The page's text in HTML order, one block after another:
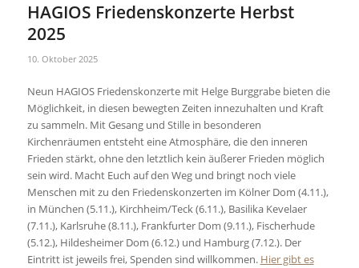
HAGIOS Friedenskonzerte Herbst
2025
10. Oktober 2025
Neun HAGIOS Friedenskonzerte mit Helge Burggrabe bieten die
Möglichkeit, in diesen bewegten Zeiten innezuhalten und Kraft
zu sammeln. Mit Gesang und Stille in besonderen
Kirchenräumen entsteht eine Atmosphäre, die den inneren
Frieden stärkt, ohne den letztlich kein äußerer Frieden möglich
sein wird. Macht Euch auf den Weg und bringt noch viele
Menschen mit zu den Friedenskonzerten im Kölner Dom (4.11.),
in München (5.11.), Kirchheim/Teck (6.11.), Basilika Kevelaer
(7.11.), Karlsruhe (8.11.), Frankfurter Dom (9.11.), Fischerhude
(5.12.), Hildesheimer Dom (6.12.) und Hamburg (7.12.). Der
Eintritt ist jeweils frei, Spenden sind willkommen. Hier gibt es